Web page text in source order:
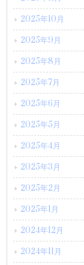
2025年10月
2025年9月
2025年8月
2025年7月
2025年6月
2025年5月
2025年4月
2025年3月
2025年2月
2025年1月
2024年12月
2024年11月